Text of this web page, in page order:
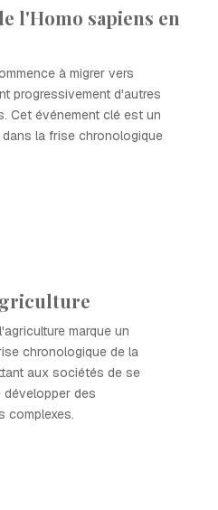
l'Homo sapiens en
à migrer vers
progressivement d'autres
Cet événement clé est un
la frise chronologique
marque un
chronologique de la
aux sociétés de se
des
complexes.